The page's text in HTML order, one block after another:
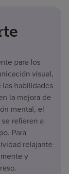
para los
visual,
habilidades
la mejora de
mental, el
refieren a
Para
relajante
y